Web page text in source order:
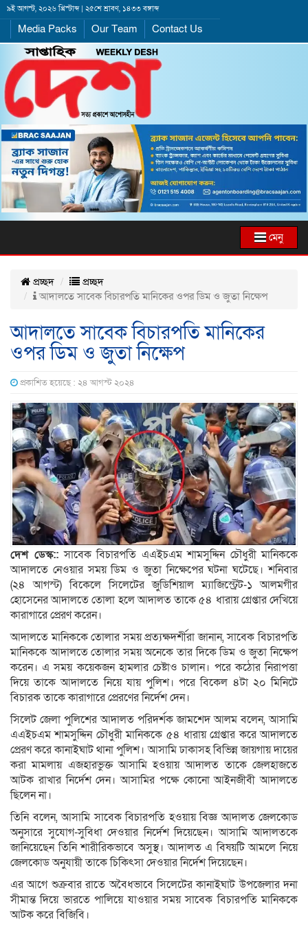
৯ই আগস্ট, ২০২৬ খ্রিস্টাব্দ | ২৫শে শ্রাবণ, ১৪৩৩ বঙ্গাব্দ
Media Packs Our Team Contact Us
মেনু
প্রচ্ছদ
প্রচ্ছদ
আদালতে সাবেক বিচারপতি মানিকের ওপর ডিম ও জুতা নিক্ষেপ
আদালতে সাবেক বিচারপতি মানিকের
ওপর ডিম ও জুতা নিক্ষেপ
প্রকাশিত হয়েছে : ২৪ আগস্ট ২০২৪
দেশ ডেস্ক:: সাবেক বিচারপতি এএইচএম শামসুদ্দিন চৌধুরী মানিককে
আদালতে নেওয়ার সময় ডিম ও জুতা নিক্ষেপের ঘটনা ঘটেছে। শনিবার
(২৪ আগস্ট) বিকেলে সিলেটের জুডিশিয়াল ম্যাজিস্ট্রেট-১ আলমগীর
হোসেনের আদালতে তোলা হলে আদালত তাকে ৫৪ ধারায় গ্রেপ্তার দেখিয়ে
কারাগারে প্রেরণ করেন।
আদালতে মানিককে তোলার সময় প্রত্যক্ষদর্শীরা জানান, সাবেক বিচারপতি
মানিককে আদালতে তোলার সময় অনেকে তার দিকে ডিম ও জুতা নিক্ষেপ
করেন। এ সময় কয়েকজন হামলার চেষ্টাও চালান। পরে কঠোর নিরাপত্তা
দিয়ে তাকে আদালতে নিয়ে যায় পুলিশ। পরে বিকেল ৪টা ২০ মিনিটে
বিচারক তাকে কারাগারে প্রেরণের নির্দেশ দেন।
সিলেট জেলা পুলিশের আদালত পরিদর্শক জামশেদ আলম বলেন, আসামি
এএইচএম শামসুদ্দিন চৌধুরী মানিককে ৫৪ ধারায় গ্রেপ্তার করে আদালতে
প্রেরণ করে কানাইঘাট থানা পুলিশ। আসামি ঢাকাসহ বিভিন্ন জায়গায় দায়ের
করা মামলায় এজহারভুক্ত আসামি হওয়ায় আদালত তাকে জেলহাজতে
আটক রাখার নির্দেশ দেন। আসামির পক্ষে কোনো আইনজীবী আদালতে
ছিলেন না।
তিনি বলেন, আসামি সাবেক বিচারপতি হওয়ায় বিজ্ঞ আদালত জেলকোড
অনুসারে সুযোগ-সুবিধা দেওয়ার নির্দেশ দিয়েছেন। আসামি আদালতকে
জানিয়েছেন তিনি শারীরিকভাবে অসুস্থ। আদালত এ বিষয়টি আমলে নিয়ে
জেলকোড অনুযায়ী তাকে চিকিৎসা দেওয়ার নির্দেশ দিয়েছেন।
এর আগে শুক্রবার রাতে অবৈধভাবে সিলেটের কানাইঘাট উপজেলার দনা
সীমান্ত দিয়ে ভারতে পালিয়ে যাওয়ার সময় সাবেক বিচারপতি মানিককে
আটক করে বিজিবি।